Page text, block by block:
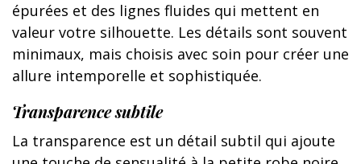
épurées et des lignes fluides qui mettent en
valeur votre silhouette. Les détails sont souvent
minimaux, mais choisis avec soin pour créer une
allure intemporelle et sophistiquée.
Transparence subtile
La transparence est un détail subtil qui ajoute